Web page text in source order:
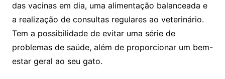
das vacinas em dia, uma alimentação balanceada e
a realização de consultas regulares ao veterinário.
Tem a possibilidade de evitar uma série de
problemas de saúde, além de proporcionar um bem-
estar geral ao seu gato.